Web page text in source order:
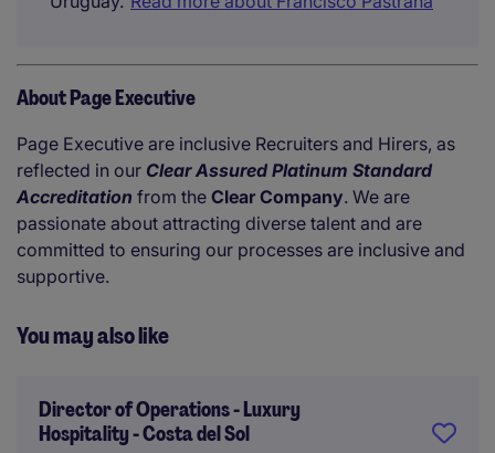
About Page Executive
Page Executive are inclusive Recruiters and Hirers, as
reflected in our Clear Assured Platinum Standard
Accreditation from the Clear Company. We are
passionate about attracting diverse talent and are
committed to ensuring our processes are inclusive and
supportive.
You may also like
Director of Operations - Luxury
Hospitality - Costa del Sol